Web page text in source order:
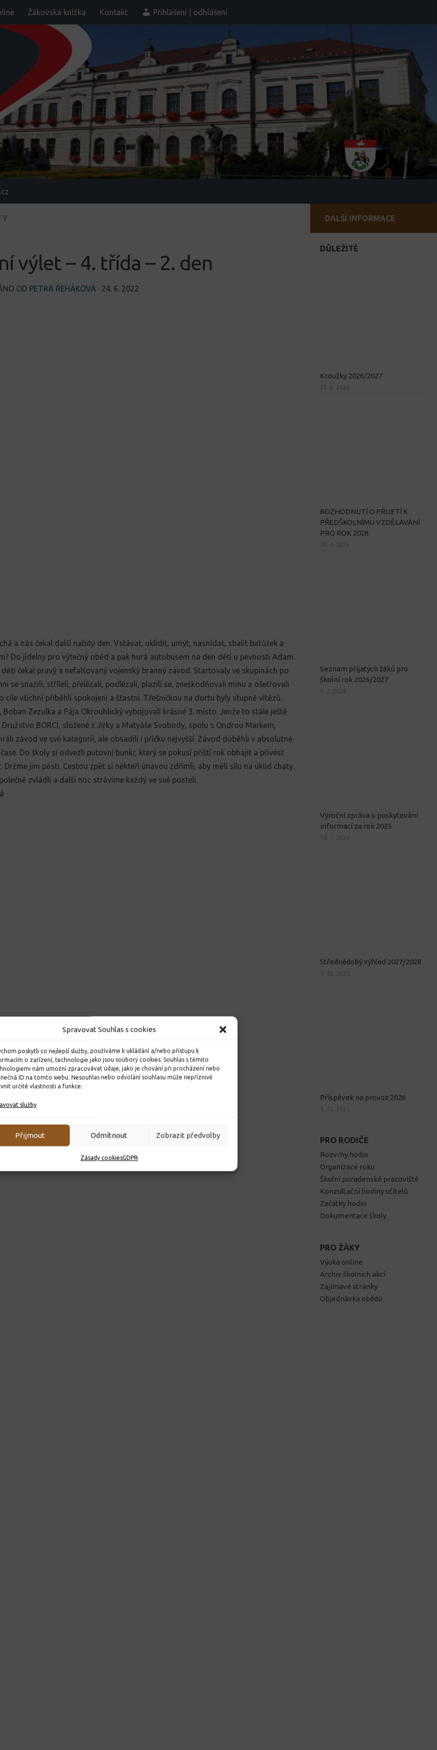
Spravovat Souhlas s cookies
poskytli co nejlepší služby, používáme k ukládání a/nebo přístupu k
o zařízení, technologie jako jsou soubory cookies. Souhlas s těmito
nám umožní zpracovávat údaje, jako je chování při procházení nebo
ID na tomto webu. Nesouhlas nebo odvolání souhlasu může nepříznivě
určité vlastnosti a funkce.
služby
Přijmout Odmítnout Zobrazit předvolby
Zásady cookiesGDPR
Žákovská knížka Kontakt Přihlášení | odhlášení
výlet – 4. třída – 2. den
OD PETRA ŘEHÁKOVÁ · 24. 6. 2022
a nás čekal další nabitý den. Vstávat, uklidit, umýt, nasnídat, sbalit batůžek a
Do jídelny pro výtečný oběd a pak hurá autobusem na den dětí u pevnosti Adam.
čekal pravý a nefalšovaný vojenský branný závod. Startovaly ve skupinách po
se snažili, stříleli, přelézali, podlézali, plazili se, zneškodňovali minu a ošetřovali
cíle všichni přiběhli spokojeni a šťastni. Třešničkou na dortu byly stupně vítězů.
Boban Zezulka a Pája Okrouhlický vybojovali krásné 3. místo. Jenže to stále ještě
Družstvo BORCI, složené z Jirky a Matyáše Svobody, spolu s Ondrou Markem,
závod ve své kategorii, ale obsadili i příčku nejvyšší. Závod doběhli v absolutně
Do školy si odvezli putovní bunkr, který se pokusí příští rok obhájit a přivést
Držme jim pěsti. Cestou zpět si někteří únavou zdřímli, aby měli sílu na úklid chaty.
zvládli a další noc strávíme každý ve své posteli.
DALŠÍ INFORMACE
DŮLEŽITÉ
Kroužky 2026/2027
23. 6. 2026
ROZHODNUTÍ O PŘIJETÍ K
PŘEDŠKOLNÍMU VZDĚLÁVÁNÍ
PRO ROK 2026
10. 4. 2026
Seznam přijatých žáků pro
školní rok 2026/2027
5. 2. 2026
Výroční zpráva o poskytování
informací za rok 2025
14. 1. 2026
Střednědobý výhled 2027/2028
1. 12. 2025
Příspěvek na provoz 2026
1. 12. 2025
PRO RODIČE
Rozvrhy hodin
Organizace roku
Školní poradenské pracoviště
Konzultační hodiny učitelů
Začátky hodin
Dokumentace školy
PRO ŽÁKY
Výuka online
Archiv školních akcí
Zajímavé stránky
Objednávka obědů